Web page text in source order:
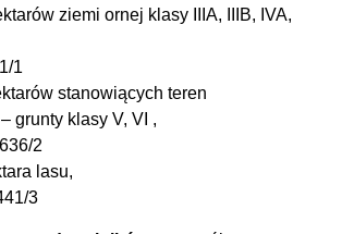
ziemi ornej klasy IIIA, IIIB, IVA,
1
stanowiących teren
grunty klasy V, VI ,
2
lasu,
3